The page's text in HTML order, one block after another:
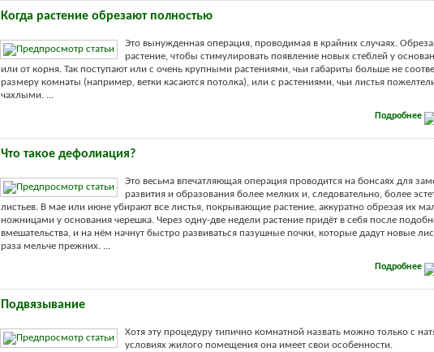
Когда растение обрезают полностью
Это вынужденная операция, проводимая в крайних случаях.
растение, чтобы стимулировать появление новых стеблей у
или от корня. Так поступают или с очень крупными растениями, чьи габариты больше не
размеру комнаты (например, ветки касаются потолка), или с растениями, чьи листья
чахлыми. ...
Подробнее
Что такое дефолиация?
Это весьма впечатляющая операция проводится на бонсаях для
развития и образования более мелких и, следовательно, более
листьев. В мае или июне убирают все листья, покрывающие растение, аккуратно обрезая их
ножницами у основания черешка. Через одну-две недели растение придёт в себя после
вмешательства, и на нём начнут быстро развиваться пазушные почки, которые дадут новые
раза мельче прежних. ...
Подробнее
Подвязывание
Хотя эту процедуру типично комнатной назвать можно только с
условиях жилого помещения она имеет свои особенности.